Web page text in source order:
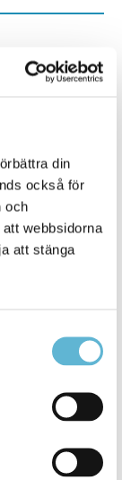
din
också för
och
webbsidorna
att stänga
59